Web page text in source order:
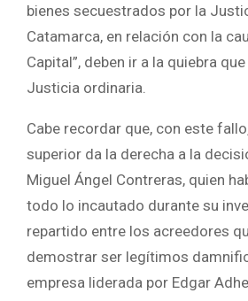
bienes secuestrados por la
Catamarca, en relación con la
Capital”, deben ir a la quiebra
Justicia ordinaria.
Cabe recordar que, con este
superior da la derecha a la
Miguel Ángel Contreras, quien
todo lo incautado durante su
repartido entre los acreedores
demostrar ser legítimos
empresa liderada por Edgar